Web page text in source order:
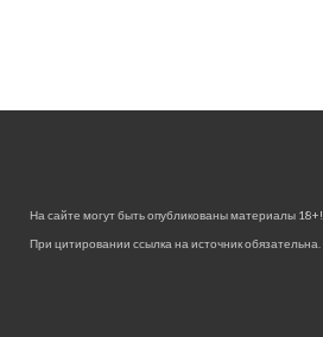
На сайте могут быть опубликованы материалы 18+!
При цитировании ссылка на источник обязательна.